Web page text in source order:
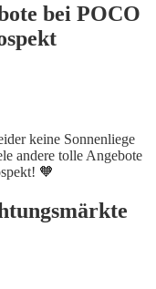
bei POCO
keine Sonnenliege
andere tolle Angebote
🧡